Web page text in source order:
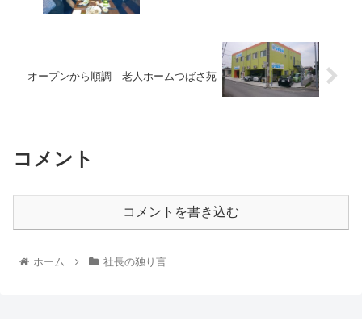
オープンから順調 老人ホームつばさ苑
コメント
コメントを書き込む
ホーム 社長の独り言